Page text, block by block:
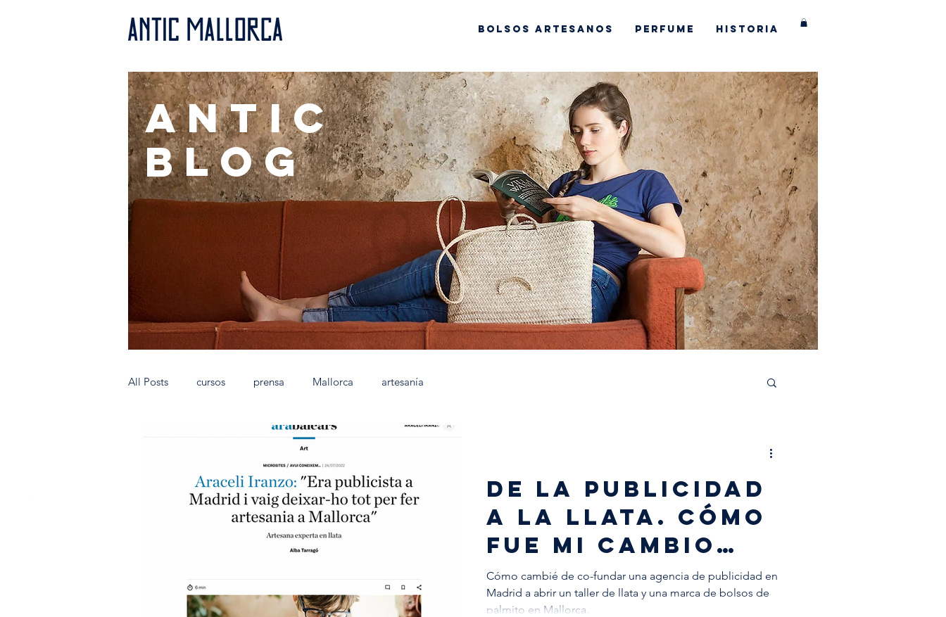
Bolsos artesanos Perfume Historia
antic
BLOG
All Posts cursos prensa Mallorca artesanía
de la publicidad
a la llata. cómo
fue mi cambio
vital
Cómo cambié de co-fundar una agencia de publicidad en
Madrid a abrir un taller de llata y una marca de bolsos de
palmito en Mallorca.